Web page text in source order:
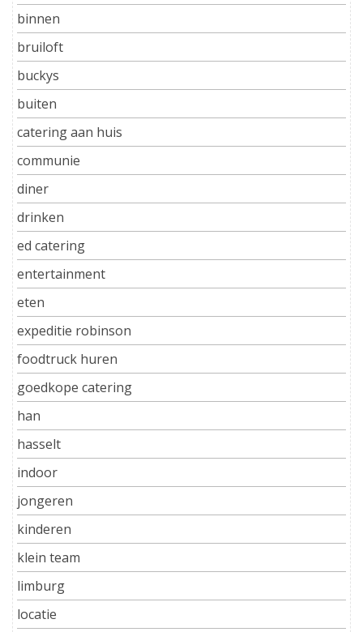
binnen
bruiloft
buckys
buiten
catering aan huis
communie
diner
drinken
ed catering
entertainment
eten
expeditie robinson
foodtruck huren
goedkope catering
han
hasselt
indoor
jongeren
kinderen
klein team
limburg
locatie